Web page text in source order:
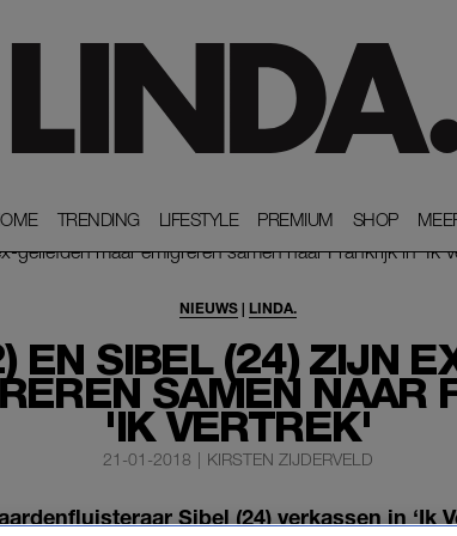
TRENDING
TRENDING LIFESTYLE
LIFESTYLE PREMIUM
PREMIUM SHOP
SHOP
EN SIBEL (24) ZIJN
SAMEN NAAR
'IK VERTREK'
NIEUWS | LINDA.
21-01-2018 | KIRSTEN ZIJDERVELD
Sibel (24) verkassen in ‘Ik